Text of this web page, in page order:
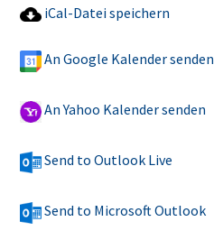
iCal-Datei speichern
An Google Kalender senden
An Yahoo Kalender senden
Send to Outlook Live
Send to Microsoft Outlook